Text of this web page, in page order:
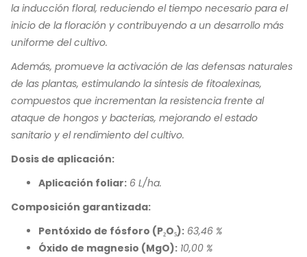
la inducción floral, reduciendo el tiempo necesario para el
inicio de la floración y contribuyendo a un desarrollo más
uniforme del cultivo.
Además, promueve la activación de las defensas naturales
de las plantas, estimulando la síntesis de fitoalexinas,
compuestos que incrementan la resistencia frente al
ataque de hongos y bacterias, mejorando el estado
sanitario y el rendimiento del cultivo.
Dosis de aplicación:
Aplicación foliar: 6 L/ha.
Composición garantizada:
Pentóxido de fósforo (P₂O₅): 63,46 %
Óxido de magnesio (MgO): 10,00 %